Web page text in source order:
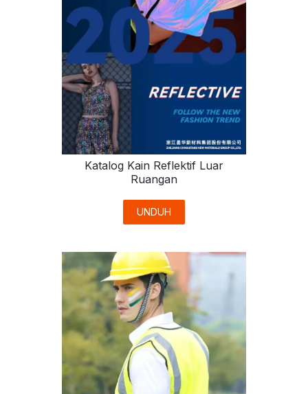
Katalog Kain Reflektif Luar
Ruangan
UNDUH